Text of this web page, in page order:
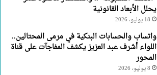
يحلل الأبعاد القانونية
18 يوليو، 2026
واتساب والحسابات البنكية في مرمى المحتالين..
اللواء أشرف عبد العزيز يكشف المفاجآت على قناة
المحور
8 يوليو، 2026